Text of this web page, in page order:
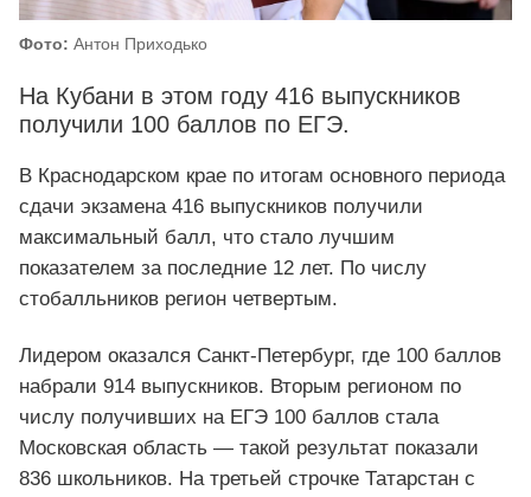
Фото: Антон Приходько
На Кубани в этом году 416 выпускников
получили 100 баллов по ЕГЭ.
В Краснодарском крае по итогам основного периода
сдачи экзамена 416 выпускников получили
максимальный балл, что стало лучшим
показателем за последние 12 лет. По числу
стобалльников регион четвертым.
Лидером оказался Санкт-Петербург, где 100 баллов
набрали 914 выпускников. Вторым регионом по
числу получивших на ЕГЭ 100 баллов стала
Московская область — такой результат показали
836 школьников. На третьей строчке Татарстан с